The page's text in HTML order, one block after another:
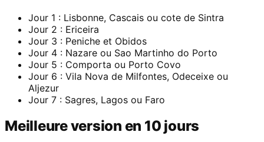
Jour 1 : Lisbonne, Cascais ou cote de Sintra
Jour 2 : Ericeira
Jour 3 : Peniche et Obidos
Jour 4 : Nazare ou Sao Martinho do Porto
Jour 5 : Comporta ou Porto Covo
Jour 6 : Vila Nova de Milfontes, Odeceixe ou
Aljezur
Jour 7 : Sagres, Lagos ou Faro
Meilleure version en 10 jours